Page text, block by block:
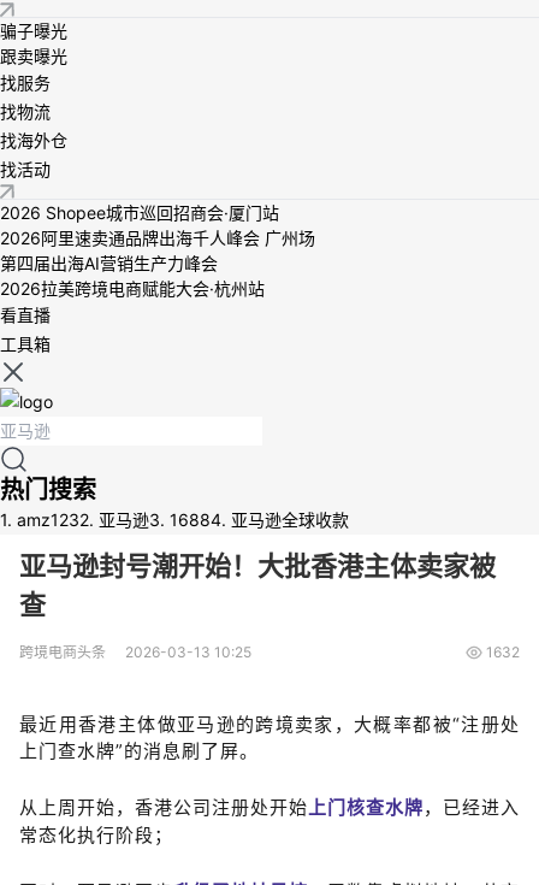
骗子曝光
跟卖曝光
找服务
找物流
找海外仓
找活动
2026 Shopee城市巡回招商会·厦门站
2026阿里速卖通品牌出海千人峰会 广州场
第四届出海AI营销生产力峰会
2026拉美跨境电商赋能大会·杭州站
看直播
工具箱
热门搜索
1. amz1232. 亚马逊3. 16884. 亚马逊全球收款
亚马逊封号潮开始！大批香港主体卖家被
查
跨境电商头条 2026-03-13 10:25 1632
最近用香港主体做亚马逊的跨境卖家，大概率都被“注册处
上门查水牌”的消息刷了屏。
从上周开始，香港公司注册处开始上门核查水牌，已经进入
常态化执行阶段；